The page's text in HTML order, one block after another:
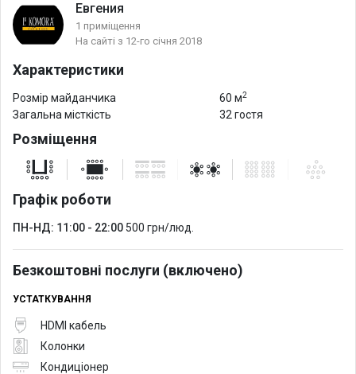
Евгения
1 приміщення
На сайті з 12-го січня 2018
Характеристики
Розмір майданчика 60 м2
Загальна місткість 32 гостя
Розміщення
Графік роботи
ПН-НД: 11:00 - 22:00 500 грн/люд.
Безкоштовні послуги (включено)
УСТАТКУВАННЯ
HDMI кабель
Колонки
Кондиціонер